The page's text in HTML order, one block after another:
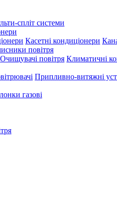
спліт системи
Касетні кондиціонери
повітря
Очищувачі повітря Климатичні
Припливно-витяжні
газові